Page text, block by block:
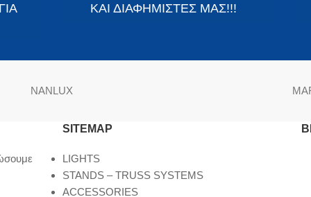
ΚΑΙ ΔΙΑΦΗΜΙΣΤΕΣ ΜΑΣ!!!
NANLUX
SITEMAP
LIGHTS
STANDS – TRUSS SYSTEMS
ACCESSORIES